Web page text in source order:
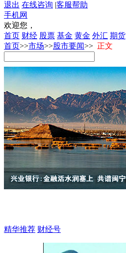
退出 在线咨询 |客服帮助
手机网
欢迎您，
首页 财经 股票 基金 黄金 外汇 期货
首页>>市场>>股市要闻>> 正文
精华推荐 财经号